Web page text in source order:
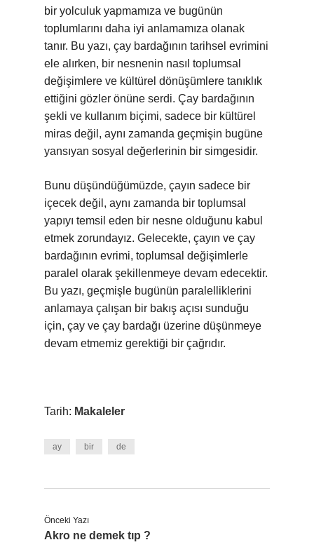
bir yolculuk yapmamıza ve bugünün
toplumlarını daha iyi anlamamıza olanak
tanır. Bu yazı, çay bardağının tarihsel evrimini
ele alırken, bir nesnenin nasıl toplumsal
değişimlere ve kültürel dönüşümlere tanıklık
ettiğini gözler önüne serdi. Çay bardağının
şekli ve kullanım biçimi, sadece bir kültürel
miras değil, aynı zamanda geçmişin bugüne
yansıyan sosyal değerlerinin bir simgesidir.
Bunu düşündüğümüzde, çayın sadece bir
içecek değil, aynı zamanda bir toplumsal
yapıyı temsil eden bir nesne olduğunu kabul
etmek zorundayız. Gelecekte, çayın ve çay
bardağının evrimi, toplumsal değişimlerle
paralel olarak şekillenmeye devam edecektir.
Bu yazı, geçmişle bugünün paralelliklerini
anlamaya çalışan bir bakış açısı sunduğu
için, çay ve çay bardağı üzerine düşünmeye
devam etmemiz gerektiği bir çağrıdır.
Tarih: Makaleler
ay bir de
Önceki Yazı
Akro ne demek tıp ?